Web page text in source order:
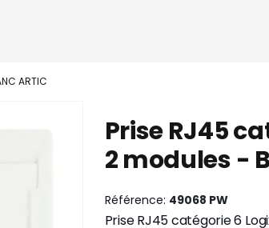
ARTIC
Prise RJ45
2 modules -
Référence 49068 PW
Prise RJ45 catégorie 6